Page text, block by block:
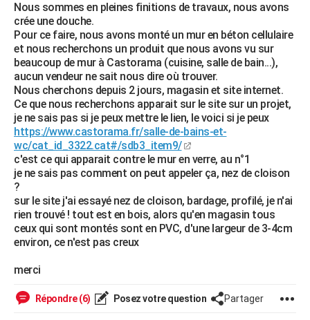
Mobiles
Meilleur smartphone
Internet
Ordinateurs
Jeux vidéo
Guide high-tech
+BRICOLAGE
Forum
Aménagement intérieur
Extérieur
Cuisine
Salle de bains
Jardinage
Rangement
WEEK-END
Guides de France
Patrimoine
Week-end nature
LIFESTYLE
Art de vivre
Bien-être
Loisirs
ModeModes de vie
SANTE
Alimentation
Guide de la santé
Maladies
Médicaments
Sommeil
VOYAGE
Destinations
City break
Voyage nature
Voyage de noces
Forum
Climat
+PHOTO
GUIDES D'ACHAT
BONS PLANS
CARTE DE VOEUX
Carte de Noël
Carte Bonne année
Carte Saint-Valentin
Carte Pâques
Carte d'anniversaire
DICTIONNAIRE
Dictionnaire
Biographies
Citations
Expressions
Proverbes
PROGRAMME TV
Nous sommes en pleines finitions de travaux, nous avons
crée une douche.
Pour ce faire, nous avons monté un mur en béton cellulaire
et nous recherchons un produit que nous avons vu sur
beaucoup de mur à Castorama (cuisine, salle de bain...),
aucun vendeur ne sait nous dire où trouver.
Nous cherchons depuis 2 jours, magasin et site internet.
Ce que nous recherchons apparait sur le site sur un projet,
je ne sais pas si je peux mettre le lien, le voici si je peux
https://www.castorama.fr/salle-de-bains-et-
wc/cat_id_3322.cat#/sdb3_item9/
c'est ce qui apparait contre le mur en verre, au n°1
je ne sais pas comment on peut appeler ça, nez de cloison
?
sur le site j'ai essayé nez de cloison, bardage, profilé, je n'ai
rien trouvé ! tout est en bois, alors qu'en magasin tous
ceux qui sont montés sont en PVC, d'une largeur de 3-4cm
environ, ce n'est pas creux
merci
Répondre (6) Posez votre question Partager